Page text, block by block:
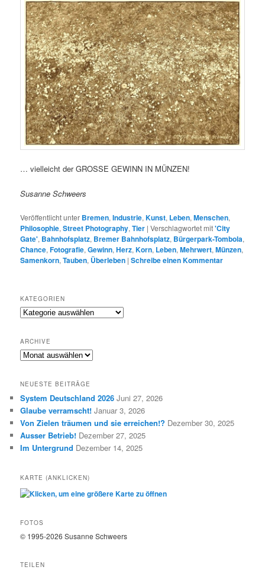
… vielleicht der GROSSE GEWINN IN MÜNZEN!
Susanne Schweers
Veröffentlicht unter Bremen,Industrie,Kunst, Leben,Menschen,
Philosophie,Street Photography,Tier |Verschlagwortet mit'City
Gate', Bahnhofsplatz, Bremer Bahnhofsplatz, Bürgerpark-Tombola,
Chance,Fotografie,Gewinn,Herz,Korn, Leben,Mehrwert,Münzen,
Samenkorn,Tauben, Überleben |Schreibe einen Kommentar
KATEGORIEN
K
e
g
r
e
n
ARCHIVE
A
H
I
V
E
NEUESTE BEITRÄGE
System Deutschland 2026 Juni 27, 2026
Glaube verramscht! Januar 3, 2026
Von Zielen träumen und sie erreichen!? Dezember 30, 2025
Ausser Betrieb! Dezember 27, 2025
Im Untergrund Dezember 14, 2025
KARTE (ANKLICKEN)
FOTOS
© 1995-2026 Susanne Schweers
TEILEN